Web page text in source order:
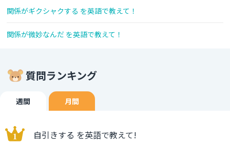
関係がギクシャクする を英語で教えて！
関係が微妙なんだ を英語で教えて！
質問ランキング
週間 月間
自引きする を英語で教えて!